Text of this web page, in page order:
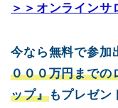
＞＞オンラインサ
今なら無料で参加
０００万円までの
ップ』もプレゼン